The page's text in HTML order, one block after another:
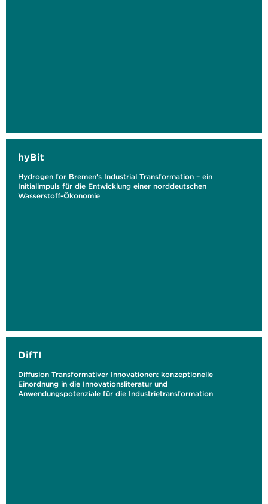
hyBit
Hydrogen for Bremen's Industrial Transformation – ein
Initialimpuls für die Entwicklung einer norddeutschen
Wasserstoff-Ökonomie
DifTI
Diffusion Transformativer Innovationen: konzeptionelle
Einordnung in die Innovationsliteratur und
Anwendungspotenziale für die Industrietransformation